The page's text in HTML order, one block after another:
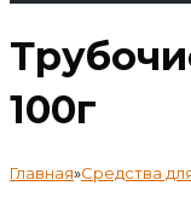
100г
Главная»Средства